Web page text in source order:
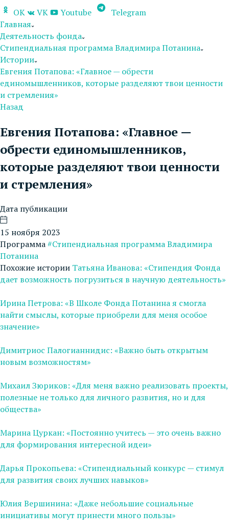
OK
VK Youtube
Telegram
Главная
Деятельность фонда
Стипендиальная программа Владимира Потанина
Истории
Евгения Потапова: «Главное — обрести
единомышленников, которые разделяют твои ценности
и стремления»
Назад
Евгения Потапова: «Главное —
обрести единомышленников,
которые разделяют твои ценности
и стремления»
Дата публикации
15 ноября 2023
Программа#Стипендиальная программа Владимира
Потанина
Похожие истории Татьяна Иванова: «Стипендия Фонда
дает возможность погрузиться в научную деятельность»
Ирина Петрова: «В Школе Фонда Потанина я смогла
найти смыслы, которые приобрели для меня особое
значение»
Димитриос Палогианнидис: «Важно быть открытым
новым возможностям»
Михаил Зюриков: «Для меня важно реализовать проекты,
полезные не только для личного развития, но и для
общества»
Марина Цуркан: «Постоянно учитесь — это очень важно
для формирования интересной идеи»
Дарья Прокопьева: «Стипендиальный конкурс — стимул
для развития своих лучших навыков»
Юлия Вершинина: «Даже небольшие социальные
инициативы могут принести много пользы»